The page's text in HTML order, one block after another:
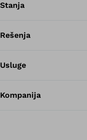
Stanja
Rešenja
Usluge
Kompanija